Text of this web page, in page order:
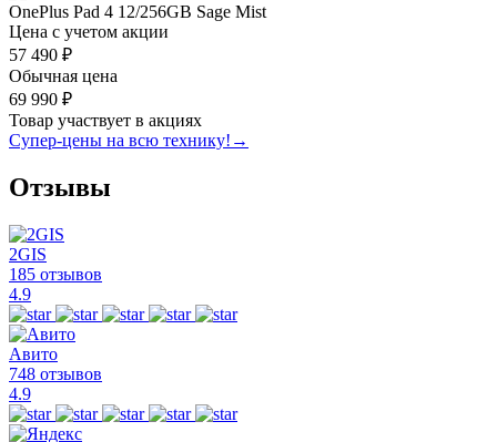
OnePlus Pad 4 12/256GB Sage Mist
Цена с учетом акции
57 490 ₽
Обычная цена
69 990 ₽
Товар участвует в акциях
Супер-цены на всю технику! →
Отзывы
2GIS
185 отзывов
4.9
Авито
748 отзывов
4.9